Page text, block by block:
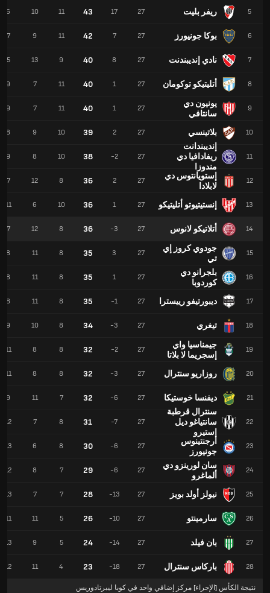
5 ريفر بليت
6 بوكا جونيورز
7 نادي إنديبندنت
8 أتليتيكو توكومان
9
يونيون دي
سانتافي
10 بلاتينسي
11
إنديبندانت
ريفادافيا دي
مندوزا
12
إستويانتوس دي
لابلادا
13 إنستيتيوتو أتليتيكو
14 أتلاتيكو لانوس
15
جودوي كروز إي
تي
16
بلجرانو دي
كوردوبا
17 ديبورتيفو رييسترا
18 تيغري
19
جيمناسيا واي
إسجريما لا بلاتا
20 روزاريو سنترال
21 ديفنسا خوستيكا
22
سنترال قرطبة
سانتياغو ديل
استيرو
23
أرجنتينوس
جونيورز
24
سان لورينزو دي
ألماغرو
25 نيولز أولد بويز
26 سارمينتو
27 بان فيلد
28 باركاس سنترال
27
17
43
11
10
6
27
7
42
11
9
7
27
8
40
9
13
5
27
1
40
11
7
9
27
1
40
11
7
9
27
2
39
10
9
8
27
-2
38
10
8
9
27
2
36
8
12
7
27
1
36
10
6
11
27
-3
36
8
12
7
27
3
35
8
11
8
27
1
35
8
11
8
27
-1
35
8
11
8
27
-3
34
8
10
9
27
-2
32
8
8
11
27
-3
32
8
8
11
27
-6
32
7
11
9
27
-7
31
8
7
12
27
-6
30
8
6
13
27
-6
29
7
8
12
27
-13
28
7
7
13
27
-10
26
5
11
11
27
-14
24
5
9
13
27
-18
23
4
11
12
نتيجة الكأس [الإجراء] مركز إضافي واحد في كوبا ليبرتادوريس